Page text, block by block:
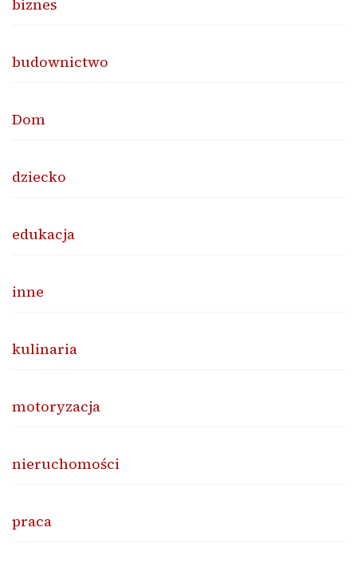
biznes
budownictwo
Dom
dziecko
edukacja
inne
kulinaria
motoryzacja
nieruchomości
praca